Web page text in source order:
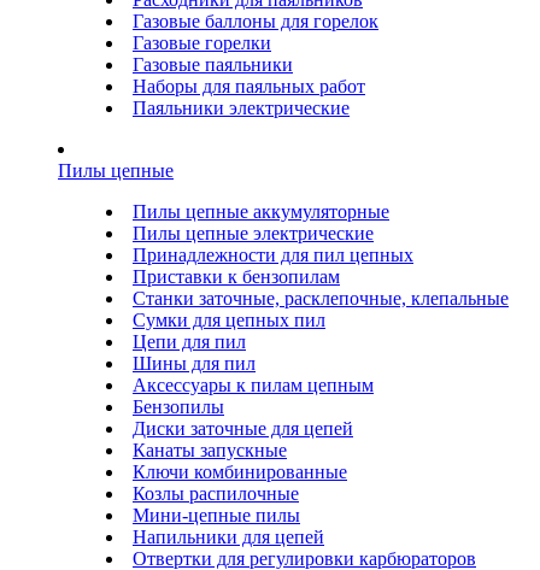
Газовые баллоны для горелок
Газовые горелки
Газовые паяльники
Наборы для паяльных работ
Паяльники электрические
Пилы цепные
Пилы цепные аккумуляторные
Пилы цепные электрические
Принадлежности для пил цепных
Приставки к бензопилам
Станки заточные, расклепочные, клепальные
Сумки для цепных пил
Цепи для пил
Шины для пил
Аксессуары к пилам цепным
Бензопилы
Диски заточные для цепей
Канаты запускные
Ключи комбинированные
Козлы распилочные
Мини-цепные пилы
Напильники для цепей
Отвертки для регулировки карбюраторов